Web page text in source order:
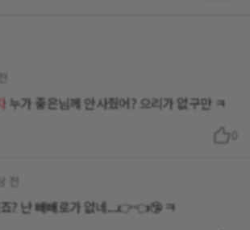
누가 좋은님께 안사줬어? 으리가 없구만 ㅋ
전
? 난 빼빼로가 없네....👉👈🤥 ㅋ